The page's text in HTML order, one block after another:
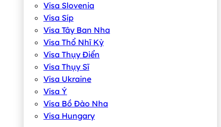
Visa Slovenia
Visa Síp
Visa Tây Ban Nha
Visa Thổ Nhĩ Kỳ
Visa Thụy Điển
Visa Thụy Sĩ
Visa Ukraine
Visa Ý
Visa Bồ Đào Nha
Visa Hungary